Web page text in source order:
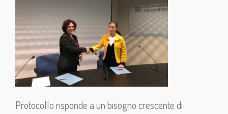
Protocollo risponde a un bisogno crescente di